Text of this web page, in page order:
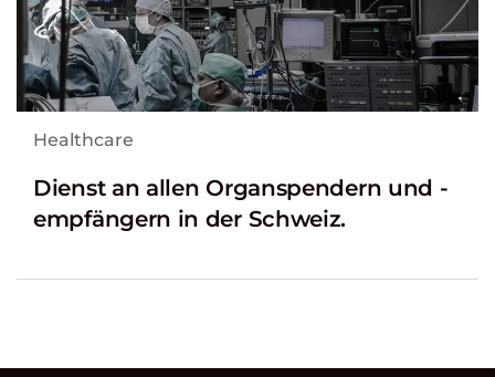
Healthcare
Dienst an allen Organspendern und -
empfängern in der Schweiz.